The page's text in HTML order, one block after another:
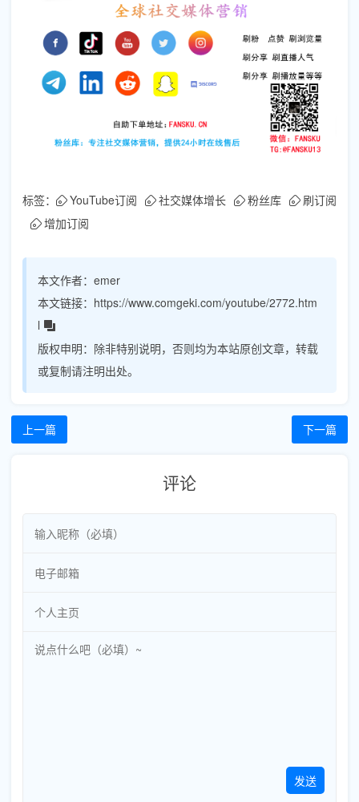
标签： YouTube订阅 社交媒体增长 粉丝库
刷订阅
增加订阅
本文作者： emer
本文链接： https://www.comgeki.com/youtube/2772.htm
l
版权申明： 除非特别说明，否则均为本站原创文章，转载
或复制请注明出处。
上一篇 下一篇
评论
发送